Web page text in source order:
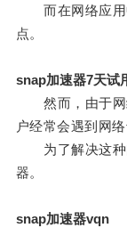
而在网络应用
点。
snap加速器7天试
然而，由于网
户经常会遇到网
为了解决这种
器。
snap加速器vqn